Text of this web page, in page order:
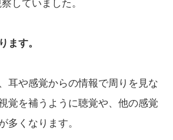
していました。
ます。
耳や感覚からの情報で周りを見な
覚を補うように聴覚や、他の感覚
多くなります。